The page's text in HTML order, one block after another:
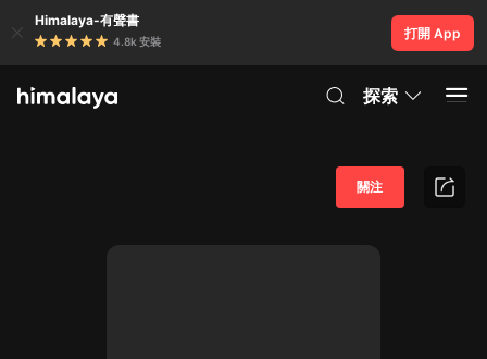
Himalaya-有聲書
4.8k 安裝
打開 App
探索
關注